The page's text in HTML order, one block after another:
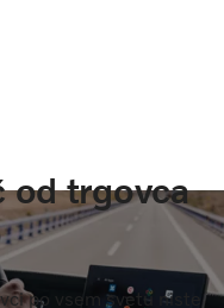
od trgovca
po vsem svetu niste